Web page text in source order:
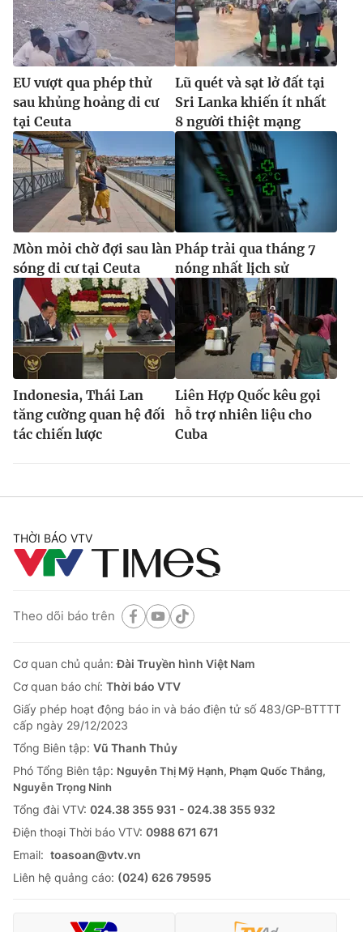
EU vượt qua phép thử
sau khủng hoảng di cư
tại Ceuta
Lũ quét và sạt lở đất tại
Sri Lanka khiến ít nhất
8 người thiệt mạng
Mòn mỏi chờ đợi sau làn
sóng di cư tại Ceuta
Pháp trải qua tháng 7
nóng nhất lịch sử
Indonesia, Thái Lan
tăng cường quan hệ đối
tác chiến lược
Liên Hợp Quốc kêu gọi
hỗ trợ nhiên liệu cho
Cuba
THỜI BÁO VTV
Theo dõi báo trên
Cơ quan chủ quản:Đài Truyền hình Việt Nam
Cơ quan báo chí: Thời báo VTV
Giấy phép hoạt động báo in và báo điện tử số 483/GP-BTTTT
cấp ngày 29/12/2023
Tổng Biên tập: Vũ Thanh Thủy
Phó Tổng Biên tập: Nguyễn Thị Mỹ Hạnh, Phạm Quốc Thắng,
Nguyễn Trọng Ninh
Tổng đài VTV: 024.38 355 931 - 024.38 355 932
Ðiện thoại Thời báo VTV: 0988 671 671
Email: toasoan@vtv.vn
Liên hệ quảng cáo: (024) 626 79595